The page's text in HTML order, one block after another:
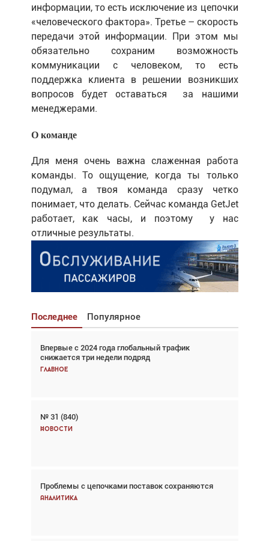
информации, то есть исключение из цепочки
«человеческого фактора». Третье – скорость
передачи этой информации. При этом мы
обязательно сохраним возможность
коммуникации с человеком, то есть
поддержка клиента в решении возникших
вопросов будет оставаться
за нашими
менеджерами.
О команде
Для меня очень важна слаженная работа
команды. То ощущение, когда ты только
подумал, а твоя команда сразу четко
понимает, что делать. Сейчас команда GetJet
работает, как часы, и поэтому
у нас
отличные результаты.
Последнее Популярное
Впервые с 2024 года глобальный трафик
снижается три недели подряд
Главное
№ 31 (840)
Новости
Проблемы с цепочками поставок сохраняются
Аналитика
Взгляд с высоты: тандем вертолётов и БПЛА в
спасательных операциях
Главное
Авиационный фотограф Дэйв Кох: «Фотография
говорит сама за себя... а ИИ всё портит»
Впервые с 2024 года глобальный трафик
снижается три недели подряд